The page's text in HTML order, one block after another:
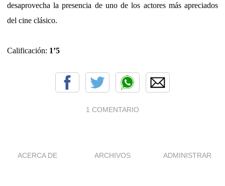
desaprovecha la presencia de uno de los actores más apreciados
del cine clásico.
Calificación: 1’5
1 COMENTARIO
ACERCA DE ARCHIVOS ADMINISTRAR